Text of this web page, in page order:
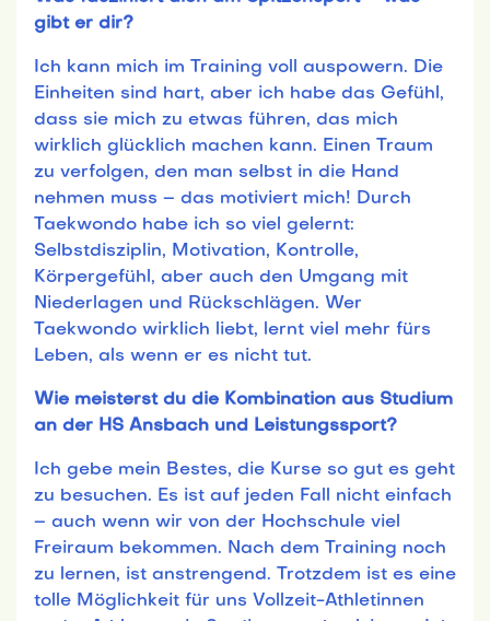
gibt er dir?
Ich kann mich im Training voll auspowern. Die
Einheiten sind hart, aber ich habe das Gefühl,
dass sie mich zu etwas führen, das mich
wirklich glücklich machen kann. Einen Traum
zu verfolgen, den man selbst in die Hand
nehmen muss – das motiviert mich! Durch
Taekwondo habe ich so viel gelernt:
Selbstdisziplin, Motivation, Kontrolle,
Körpergefühl, aber auch den Umgang mit
Niederlagen und Rückschlägen. Wer
Taekwondo wirklich liebt, lernt viel mehr fürs
Leben, als wenn er es nicht tut.
Wie meisterst du die Kombination aus Studium
an der HS Ansbach und Leistungssport?
Ich gebe mein Bestes, die Kurse so gut es geht
zu besuchen. Es ist auf jeden Fall nicht einfach
– auch wenn wir von der Hochschule viel
Freiraum bekommen. Nach dem Training noch
zu lernen, ist anstrengend. Trotzdem ist es eine
tolle Möglichkeit für uns Vollzeit-Athletinnen